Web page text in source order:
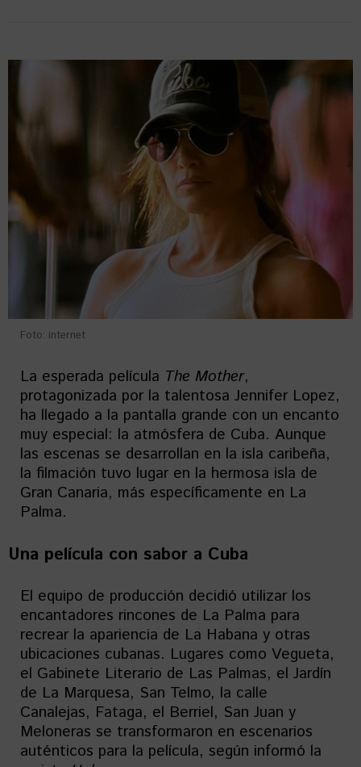
Foto: internet
La esperada película The Mother,
protagonizada por la talentosa Jennifer Lopez,
ha llegado a la pantalla grande con un encanto
muy especial: la atmósfera de Cuba. Aunque
las escenas se desarrollan en la isla caribeña,
la filmación tuvo lugar en la hermosa isla de
Gran Canaria, más específicamente en La
Palma.
Una película con sabor a Cuba
El equipo de producción decidió utilizar los
encantadores rincones de La Palma para
recrear la apariencia de La Habana y otras
ubicaciones cubanas. Lugares como Vegueta,
el Gabinete Literario de Las Palmas, el Jardín
de La Marquesa, San Telmo, la calle
Canalejas, Fataga, el Berriel, San Juan y
Meloneras se transformaron en escenarios
auténticos para la película, según informó la